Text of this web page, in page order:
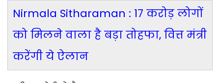
Nirmala Sitharaman : 17 करोड़ लोगों
को मिलने वाला है बड़ा तोहफा, वित्त मंत्री
करेंगी ये ऐलान